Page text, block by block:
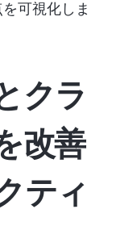
可視化しま
クラ
改善
ティ